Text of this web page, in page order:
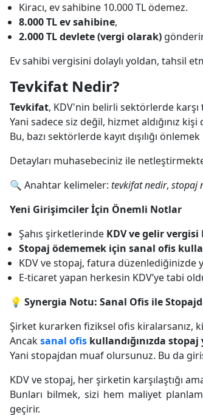
Kiracı, ev sahibine 10.000 TL ödemez.
8.000 TL ev sahibine,
2.000 TL devlete (vergi olarak)
Ev sahibi vergisini dolaylı yoldan, tahsil
Tevkifat Nedir?
Tevkifat, KDV'nin belirli sektörlerde karşı
Yani sadece siz değil, hizmet aldığınız kişi
Bu, bazı sektörlerde kayıt dışılığı
Detayları muhasebeciniz ile
🔍 Anahtar kelimeler: tevkifat nedir, stopaj
Yeni Girişimciler İçin Önemli Notlar
Şahıs şirketlerinde KDV ve gelir vergisi
Stopaj ödememek için sanal ofis
KDV ve stopaj, fatura düzenlediğinizde
E-ticaret yapan herkesin KDV’ye tabi
💡 Synergia Notu: Sanal Ofis ile
Şirket kurarken fiziksel ofis kiralarsanız,
Ancaksanal ofis kullandığınızda
Yani stopajdan muaf olursunuz. Bu da
KDV ve stopaj, her şirketin karşılaştığı
Bunları bilmek, sizi hem maliyet
geçirir.